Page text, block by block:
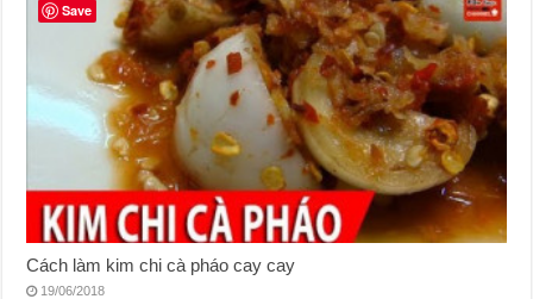
Cách làm kim chi cà pháo cay cay
19/06/2018
Save